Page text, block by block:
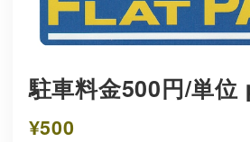
駐車料金500円/単
¥500